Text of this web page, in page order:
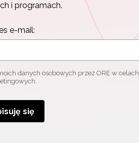
i programach.
e-mail:
danych osobowych przez ORE w celach
się